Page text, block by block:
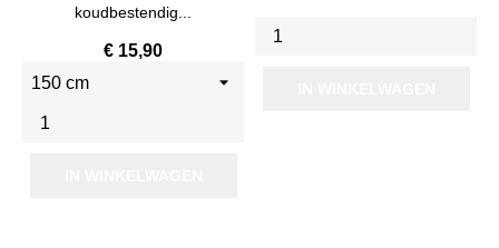
koudbestendig...
Prijs
€ 15,90